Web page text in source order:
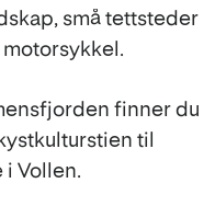
små tettsteder
finner du
til
i Vollen.